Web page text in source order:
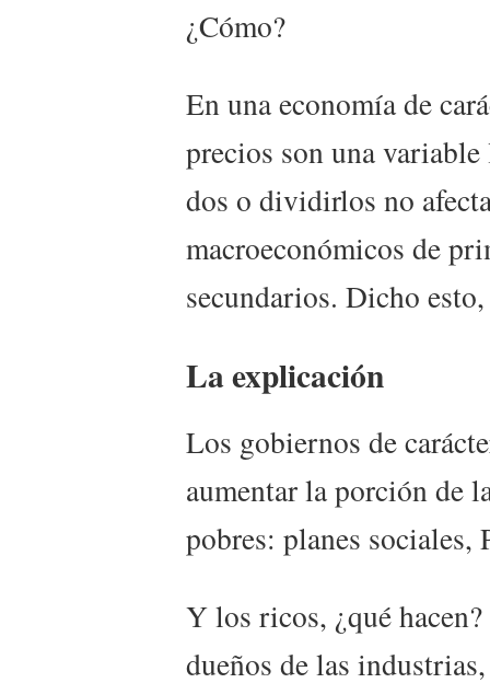
¿Cómo?
En una economía de
precios son una
dos o dividirlos no
macroeconómicos de
secundarios. Dicho
La explicación
Los gobiernos de
aumentar la porción de
pobres: planes sociales,
Y los ricos, ¿qué
dueños de las